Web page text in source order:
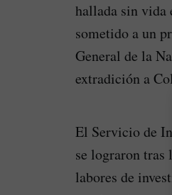
hallada sin vida
sometido a un
General de la
extradición a
El Servicio de
se lograron
labores de